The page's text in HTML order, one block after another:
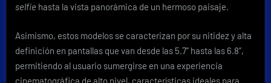
selfie hasta la vista panorámica de un hermoso paisaje.
Asimismo, estos modelos se caracterizan por su nitidez y alta
definición en pantallas que van desde las 5.7” hasta las 6.8”,
permitiendo al usuario sumergirse en una experiencia
cinematográfica de alto nivel, características ideales para